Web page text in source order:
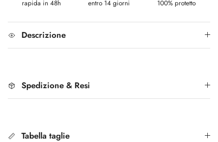
rapida in 48h
entro 14 giorni
100% protetto
Descrizione
Spedizione & Resi
Tabella taglie